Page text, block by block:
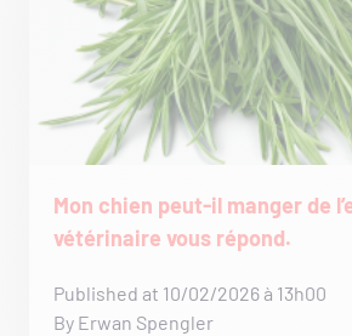
Mon chien peut-il manger de
vétérinaire vous répond.
Published at 10/02/2026 à 13h00
By Erwan Spengler